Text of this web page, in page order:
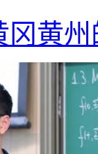
冈黄